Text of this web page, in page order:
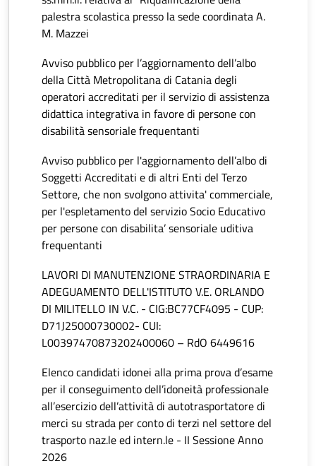
palestra scolastica presso la sede coordinata A.
M. Mazzei
Avviso pubblico per l’aggiornamento dell’albo
della Città Metropolitana di Catania degli
operatori accreditati per il servizio di assistenza
didattica integrativa in favore di persone con
disabilità sensoriale frequentanti
Avviso pubblico per l'aggiornamento dell’albo di
Soggetti Accreditati e di altri Enti del Terzo
Settore, che non svolgono attivita' commerciale,
per l'espletamento del servizio Socio Educativo
per persone con disabilita’ sensoriale uditiva
frequentanti
LAVORI DI MANUTENZIONE STRAORDINARIA E
ADEGUAMENTO DELL'ISTITUTO V.E. ORLANDO
DI MILITELLO IN V.C. - CIG:BC77CF4095 - CUP:
D71J25000730002- CUI:
L00397470873202400060 – RdO 6449616
Elenco candidati idonei alla prima prova d’esame
per il conseguimento dell’idoneità professionale
all’esercizio dell’attività di autotrasportatore di
merci su strada per conto di terzi nel settore del
trasporto naz.le ed intern.le - II Sessione Anno
2026